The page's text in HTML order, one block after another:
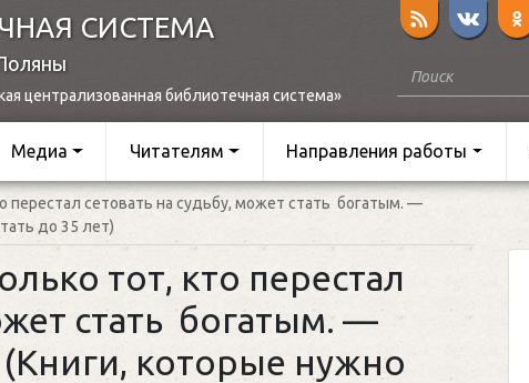
СИСТЕМА
централизованная библиотечная система»
Медиа Читателям Направления работы
перестал сетовать на судьбу, может стать богатым. —
до 35 лет)
тот, кто перестал
стать богатым. —
которые нужно